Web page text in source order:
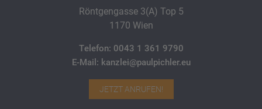
Röntgengasse 3(A) Top 5
1170 Wien
Telefon: 0043 1 361 9790
E-Mail: kanzlei@paulpichler.eu
JETZT ANRUFEN!